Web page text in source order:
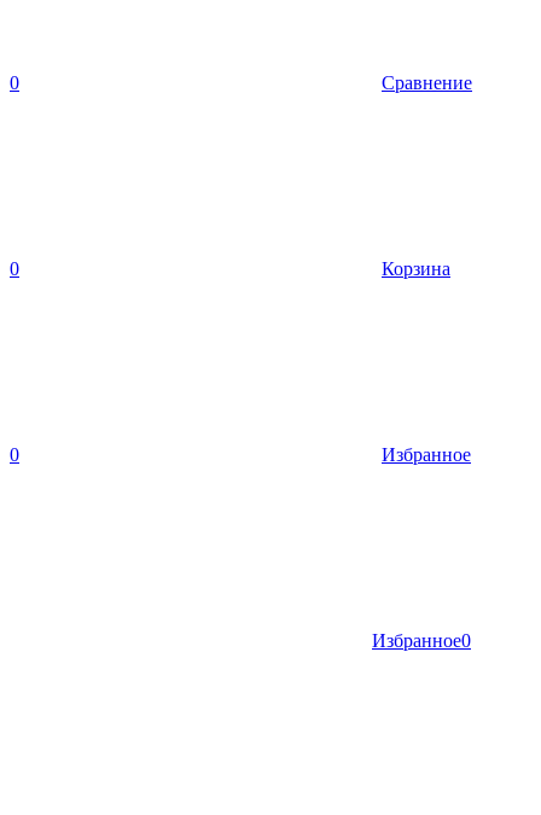
0 Сравнение
0 Корзина
0 Избранное
Избранное0